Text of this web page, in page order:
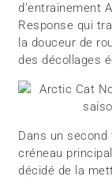
d’entrainement
Response qui
la douceur de
des décollages
Dans un second
créneau
décidé de la